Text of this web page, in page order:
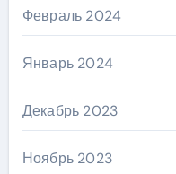
Февраль 2024
Январь 2024
Декабрь 2023
Ноябрь 2023